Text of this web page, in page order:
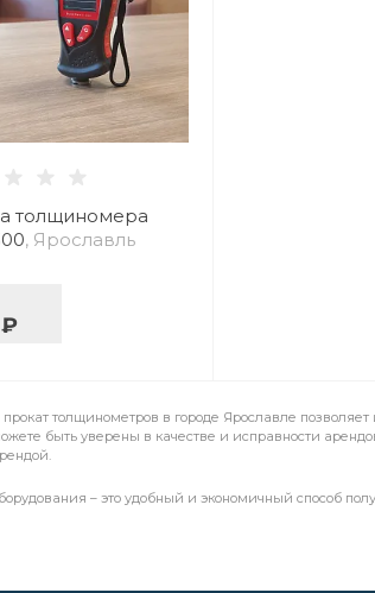
толщиномера
, Ярославль
толщинометров в городе Ярославле
быть уверены в качестве и исправности
– это удобный и экономичный способ